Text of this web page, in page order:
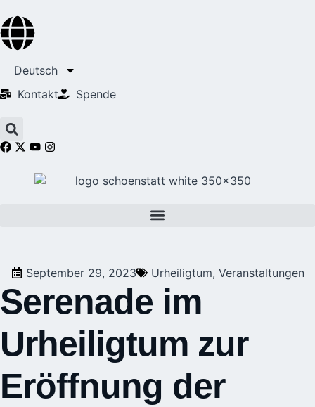
Deutsch
Kontakt
Spende
September 29, 2023 Urheiligtum, Veranstaltungen
Serenade im
Urheiligtum zur
Eröffnung der